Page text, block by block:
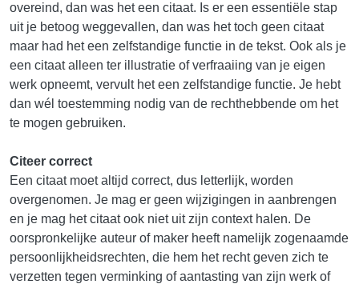
overeind, dan was het een citaat. Is er een essentiële stap
uit je betoog weggevallen, dan was het toch geen citaat
maar had het een zelfstandige functie in de tekst. Ook als je
een citaat alleen ter illustratie of verfraaiing van je eigen
werk opneemt, vervult het een zelfstandige functie. Je hebt
dan wél toestemming nodig van de rechthebbende om het
te mogen gebruiken.
Citeer correct
Een citaat moet altijd correct, dus letterlijk, worden
overgenomen. Je mag er geen wijzigingen in aanbrengen
en je mag het citaat ook niet uit zijn context halen. De
oorspronkelijke auteur of maker heeft namelijk zogenaamde
persoonlijkheidsrechten, die hem het recht geven zich te
verzetten tegen verminking of aantasting van zijn werk of